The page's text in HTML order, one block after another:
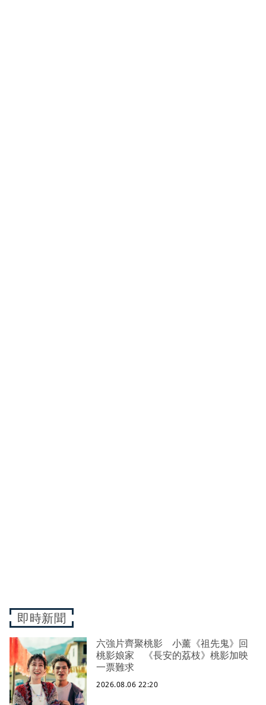
即時新聞
六強片齊聚桃影 小薰《祖先鬼》回
桃影娘家 《長安的荔枝》桃影加映
一票難求
2026.08.06 22:20